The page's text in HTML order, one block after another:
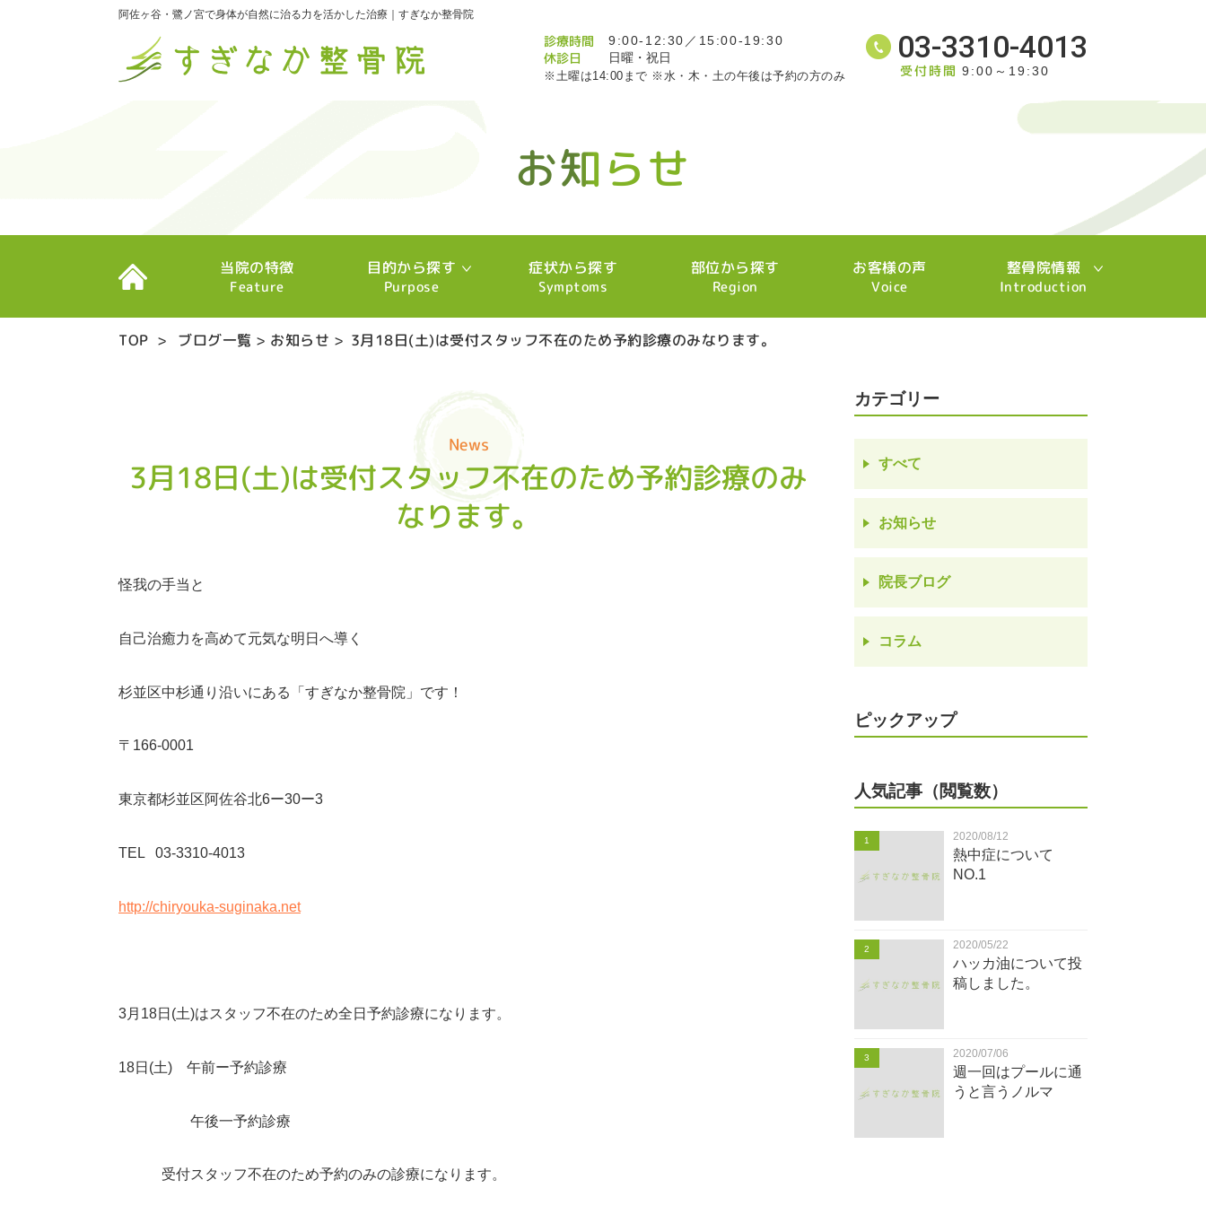
阿佐ヶ谷・鷺ノ宮で身体が自然に治る力を活かした治療｜すぎなか整骨院
診療時間 9:00-12:30／15:00-19:30
休診日 日曜・祝日
※土曜は14:00まで ※水・木・土の午後は予約の方のみ
03-3310-4013
受付時間 9:00～19:30
お知らせ
お知らせ
お知らせ
お知らせ
お知らせ
お知らせ
お知らせ
お知らせ
お知らせ
お知らせ
お知らせ
お知らせ
お知らせ
お知らせ
お知らせ
お知らせ
お知らせ
お知らせ
お知らせ
お知らせ
お知らせ
お知らせ
お知らせ
お知らせ
お知らせ
お知らせ
お知らせ
お知らせ
お知らせ
お知らせ
お知らせ
お知らせ
お知らせ
お知らせ
お知らせ
お知らせ
お知らせ
お知らせ
お知らせ
お知らせ
お知らせ
お知らせ
お知らせ
お知らせ
お知らせ
お知らせ
お知らせ
お知らせ
お知らせ
お知らせ
お知らせ
お知らせ
お知らせ
お知らせ
お知らせ
お知らせ
お知らせ
お知らせ
お知らせ
お知らせ
お知らせ
お知らせ
お知らせ
お知らせ
お知らせ
お知らせ
当院の特徴
Feature
目的から探す
Purpose
症状から探す
Symptoms
部位から探す
Region
お客様の声
Voice
整骨院情報
Introduction
TOP > ブログ一覧 > お知らせ > 3月18日(土)は受付スタッフ不在のため予約診療のみなります。
News
3月18日(土)は受付スタッフ不在のため予約診療のみ
なります。
怪我の手当と
自己治癒力を高めて元気な明日へ導く
杉並区中杉通り沿いにある「 すぎなか整骨院」です！
〒 166-0001
東京都杉並区阿佐谷北6ー30ー3
TEL 03-3310-4013
http://chiryouka-suginaka.net
3月 18日 (土)はスタッフ不在のため全日予約診療になります。
18日 (土) 午前ー予約診療
午後一予約診療
受付スタッフ不在のため予約のみの診療になります。
カテゴリー
すべて
お知らせ
院長ブログ
コラム
ピックアップ
人気記事（閲覧数）
1 2020/08/12
熱中症について
NO.1
2 2020/05/22
ハッカ油について投
稿しました。
3 2020/07/06
週一回はプールに通
うと言うノルマ